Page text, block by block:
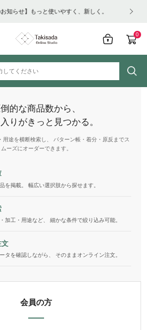
お知らせ】もっと使いやすく、新しく。
0
的な商品数から、
りがきっと見つかる。
用途を横断検索し、 パターン帳・着分・原反までス
ムーズにオーダーできます。
を掲載。 幅広い選択肢から探せます。
加工・用途など、 細かな条件で絞り込み可能。
文
タを確認しながら、 そのままオンライン注文。
会員の方